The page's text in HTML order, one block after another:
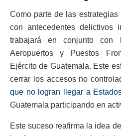
Como parte de las
con antecedentes delictivos
trabajará en conjunto con
Aeropuertos y Puestos
Ejército de Guatemala. Este
cerrar los accesos no
que no logran llegar a
Guatemala participando en
Este suceso reafirma la idea